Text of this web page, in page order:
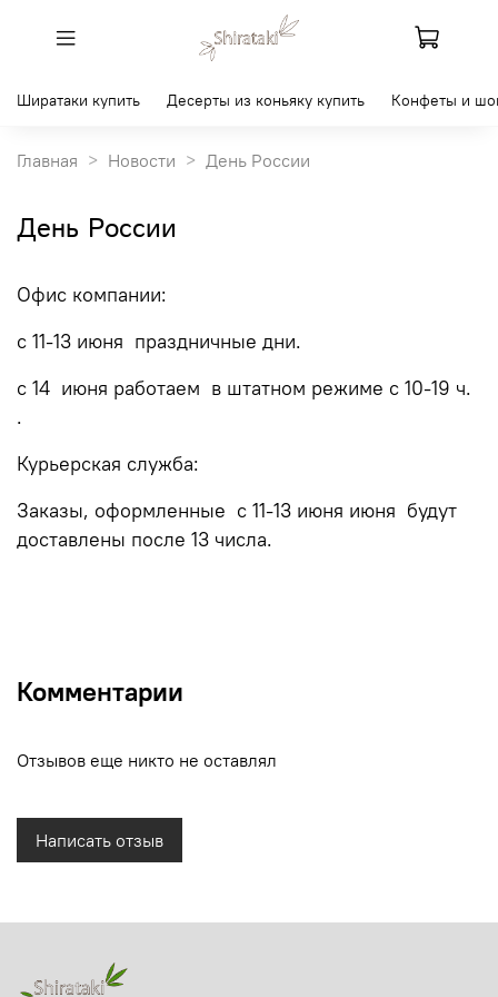
Ширатаки купить Десерты из коньяку купить Конфеты и
Главная Новости День России
День России
Офис компании:
с 11-13 июня праздничные дни.
с 14 июня работаем в штатном режиме с 10-19 ч.
.
Курьерская служба:
Заказы, оформленные с 11-13 июня июня будут
доставлены после 13 числа.
Комментарии
Отзывов еще никто не оставлял
Написать отзыв